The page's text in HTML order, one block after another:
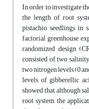
In order to investigate
the length of root
pistachio seedlings in
factorial greenhouse
randomized design
consisted of two
two nitrogen levels (0
levels of gibberellic
showed that although
root system, the